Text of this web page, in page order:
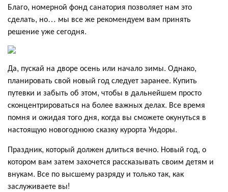
Благо, номерной фонд санатория позволяет нам это
сделать, но… мы все же рекомендуем вам принять
решение уже сегодня.
Да, пускай на дворе осень или начало зимы. Однако,
планировать свой новый год следует заранее. Купить
путевки и забыть об этом, чтобы в дальнейшем просто
сконцентрироваться на более важных делах. Все время
помня и ожидая того дня, когда вы сможете окунуться в
настоящую новогоднюю сказку курорта Ундоры.
Праздник, который должен длиться вечно. Новый год, о
котором вам затем захочется рассказывать своим детям и
внукам. Все по высшему разряду и только так, как
заслуживаете вы!